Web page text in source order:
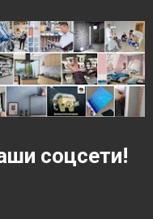
соцсети!